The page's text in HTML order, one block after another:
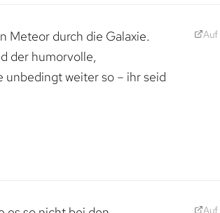
Meteor durch die Galaxie.
der humorvolle,
weiter so – ihr seid
Auf
Auf